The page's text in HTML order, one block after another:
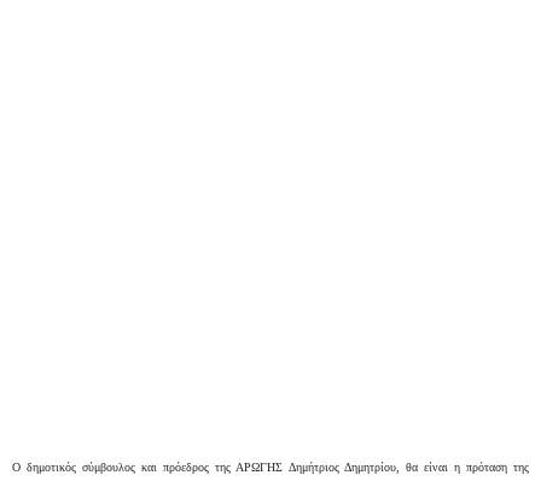
Ο δημοτικός σύμβουλος και πρόεδρος της ΑΡΩΓΗΣ Δημήτριος Δημητρίου, θα είναι η πρόταση της